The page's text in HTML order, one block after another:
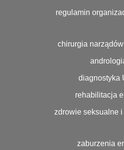
regulamin
chirurgia narządów
diagnostyka
rehabilitacja
zdrowie seksualne
zaburzenia